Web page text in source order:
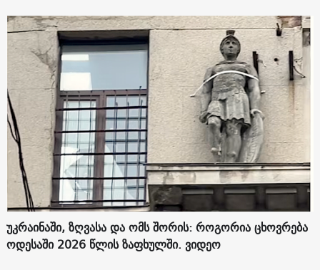
უკრაინაში, ზღვასა და ომს შორის: როგორია ცხოვრება
ოდესაში 2026 წლის ზაფხულში. ვიდეო